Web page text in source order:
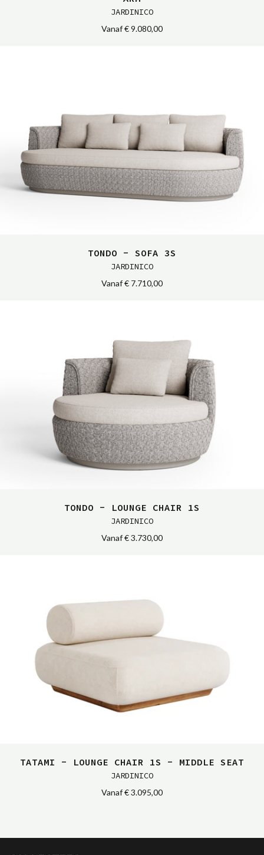
JARDINICO
Vanaf€ 9.080,00
TONDO - SOFA 3S
JARDINICO
Vanaf€ 7.710,00
TONDO - LOUNGE CHAIR 1S
JARDINICO
Vanaf€ 3.730,00
TATAMI - LOUNGE CHAIR 1S - MIDDLE SEAT
JARDINICO
Vanaf€ 3.095,00